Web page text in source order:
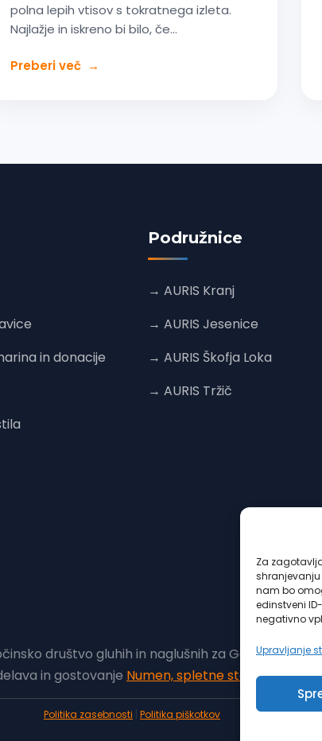
Za
nam bo
edinstveni
negativno
Upravljanje
polna lepih vtisov s tokratnega izleta.
Najlažje in iskreno bi bilo, če…
Preberi več →
in donacije
Podružnice
→ AURIS Kranj
→ AURIS Jesenice
→ AURIS Škofja Loka
→ AURIS Tržič
društvo gluhih in naglušnih za Gorenjsko.
in gostovanje Numen, spletne storitve.
Politika zasebnosti Politika piškotkov